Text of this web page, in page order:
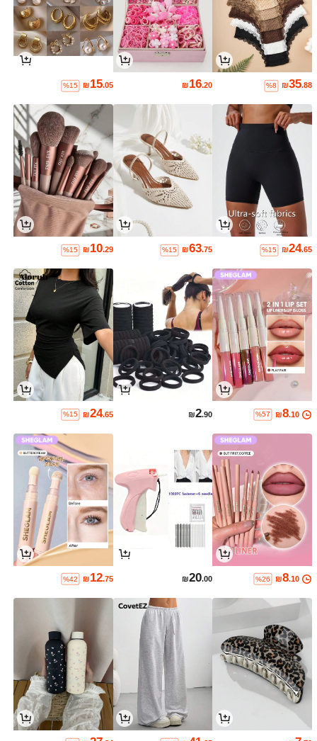
₪35.88
%8
₪16.20
₪15.05
%15
₪24.65
%15
₪63.75
%15
₪10.29
%15
₪8.10
%57
₪2.90
₪24.65
%15
₪8.10
%26
₪20.00
₪12.75
%42